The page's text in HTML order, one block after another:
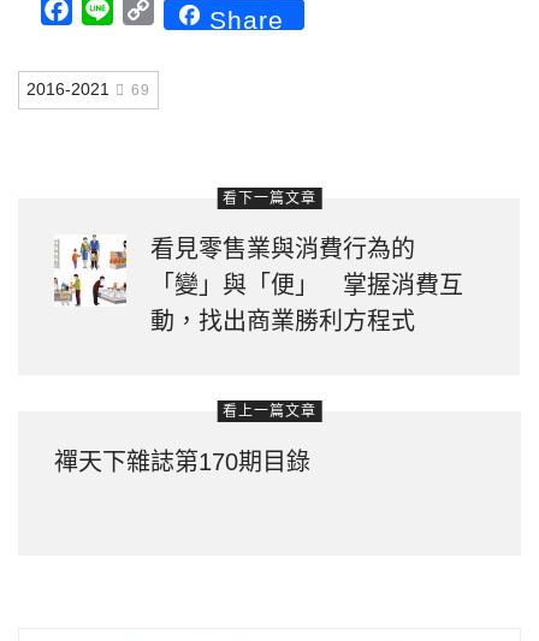
Facebook
Line CopyShare
2016-2021 69
看下一篇文章
看見零售業與消費行為的
「變」與「便」 掌握消費互
動，找出商業勝利方程式
看上一篇文章
禪天下雜誌第170期目錄